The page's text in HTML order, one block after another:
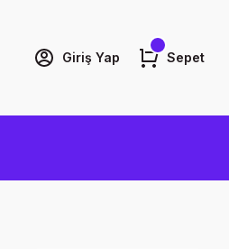
Giriş Yap Sepet